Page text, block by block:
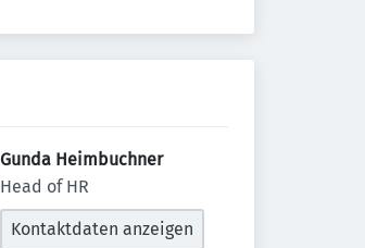
Gunda Heimbuchner
Head of HR
Kontaktdaten anzeigen